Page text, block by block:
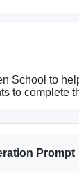
School to
to complete
Prompt